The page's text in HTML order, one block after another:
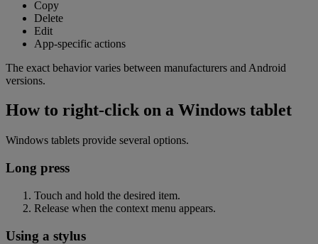
Copy
Delete
Edit
App-specific actions
The exact behavior varies between manufacturers and Android
versions.
How to right-click on a Windows tablet
Windows tablets provide several options.
Long press
Touch and hold the desired item.
Release when the context menu appears.
Using a stylus